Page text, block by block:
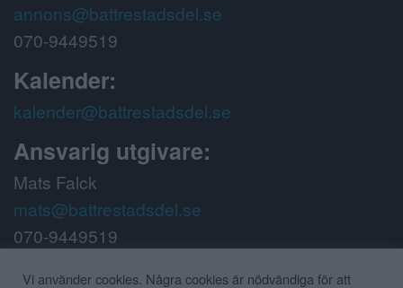
annons@battrestadsdel.se
070-9449519
Kalender:
kalender@battrestadsdel.se
Ansvarig utgivare:
Mats Falck
mats@battrestadsdel.se
070-9449519
Vi använder cookies. Några cookies är nödvändiga för att